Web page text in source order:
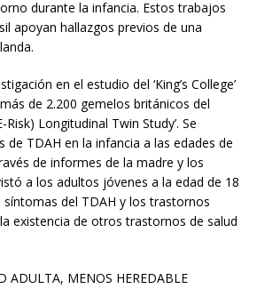
durante la infancia. Estos trabajos
apoyan hallazgos previos de una
en el estudio del ‘King’s College’
de 2.200 gemelos británicos del
Risk) Longitudinal Twin Study’. Se
TDAH en la infancia a las edades de
de informes de la madre y los
a los adultos jóvenes a la edad de 18
del TDAH y los trastornos
existencia de otros trastornos de salud
ADULTA, MENOS HEREDABLE